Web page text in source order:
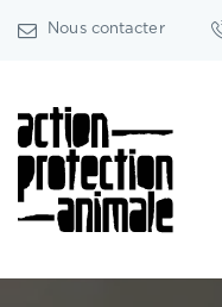
Nous contacter